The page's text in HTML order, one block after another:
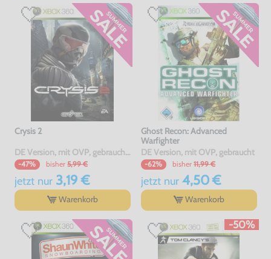
Crysis 2
DE Version, mit OVP, gebraucht, USK18
-47% bisher 5,99 €
jetzt nur3,19 €
Warenkorb
Ghost Recon: Advanced
Warfighter
DE Version, mit OVP, gebraucht
-62% bisher 11,99 €
jetzt nur4,50 €
Warenkorb
-50%